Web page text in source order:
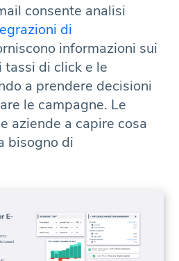
consente analisi
di
informazioni sui
di click e le
a prendere decisioni
le campagne. Le
aziende a capire cosa
bisogno di